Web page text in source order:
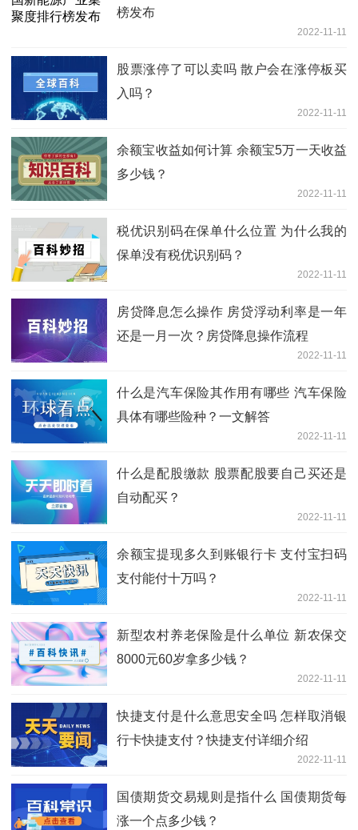
榜发布
2022-11-11
股票涨停了可以卖吗 散户会在涨停板买
入吗？
2022-11-11
余额宝收益如何计算 余额宝5万一天收益
多少钱？
2022-11-11
税优识别码在保单什么位置 为什么我的
保单没有税优识别码？
2022-11-11
房贷降息怎么操作 房贷浮动利率是一年
还是一月一次？房贷降息操作流程
2022-11-11
什么是汽车保险其作用有哪些 汽车保险
具体有哪些险种？一文解答
2022-11-11
什么是配股缴款 股票配股要自己买还是
自动配买？
2022-11-11
余额宝提现多久到账银行卡 支付宝扫码
支付能付十万吗？
2022-11-11
新型农村养老保险是什么单位 新农保交
8000元60岁拿多少钱？
2022-11-11
快捷支付是什么意思安全吗 怎样取消银
行卡快捷支付？快捷支付详细介绍
2022-11-11
国债期货交易规则是指什么 国债期货每
涨一个点多少钱？